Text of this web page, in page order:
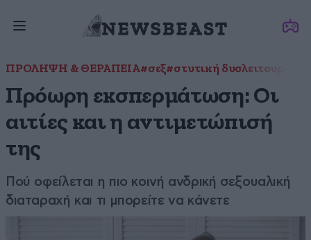
ΠΡΟΛΗΨΗ & ΘΕΡΑΠΕΙΑ#σεξ#στυτική δυσλειτουργία
Πρόωρη εκσπερμάτωση: Οι
αιτίες και η αντιμετώπισή
της
Πού οφείλεται η πιο κοινή ανδρική σεξουαλική
διαταραχή και τι μπορείτε να κάνετε